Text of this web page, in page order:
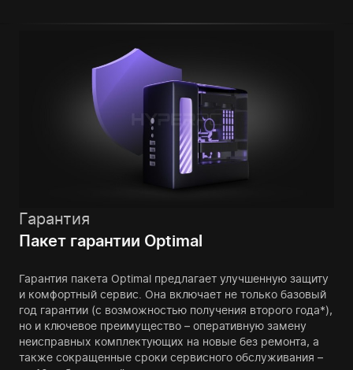
Гарантия
Пакет гарантии Optimal
Гарантия пакета Optimal предлагает улучшенную защиту
и комфортный сервис. Она включает не только базовый
год гарантии (с возможностью получения второго года*),
но и ключевое преимущество – оперативную замену
неисправных комплектующих на новые без ремонта, а
также сокращенные сроки сервисного обслуживания –